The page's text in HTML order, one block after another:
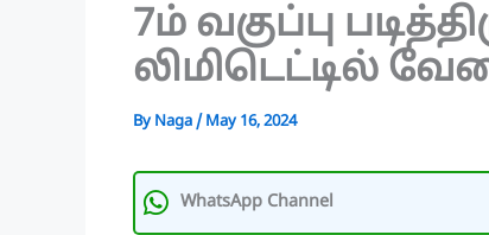
7ம் வகுப்பு
லிமிடெட்டில்
By Naga/ May 16, 2024
WhatsApp Channel